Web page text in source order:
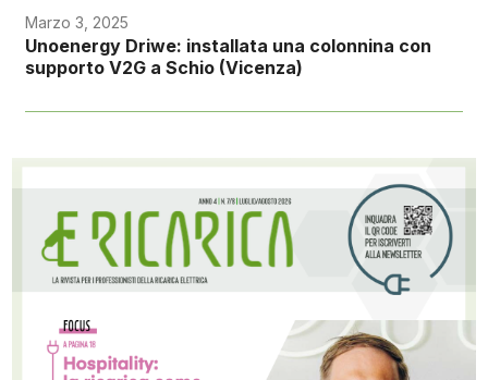
Marzo 3, 2025
Unoenergy Driwe: installata una colonnina con
supporto V2G a Schio (Vicenza)